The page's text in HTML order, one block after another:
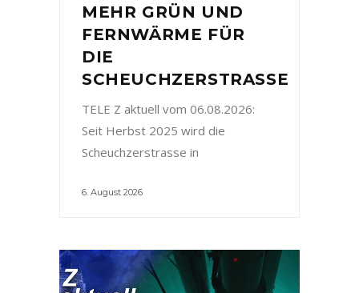
MEHR GRÜN UND
FERNWÄRME FÜR
DIE
SCHEUCHZERSTRASSE
TELE Z aktuell vom 06.08.2026:
Seit Herbst 2025 wird die
Scheuchzerstrasse in
6. August 2026